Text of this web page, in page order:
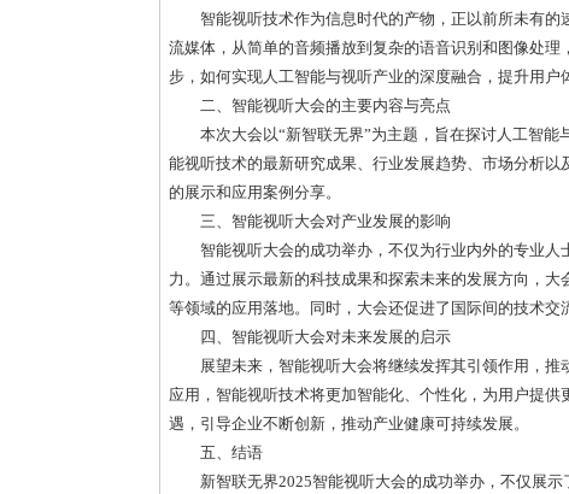
智能视听技术作为信息时代的产物，正以前所未有
流媒体，从简单的音频播放到复杂的语音识别和图像处
步，如何实现人工智能与视听产业的深度融合，提升用户
二、智能视听大会的主要内容与亮点
本次大会以“新智联无界”为主题，旨在探讨人工智
能视听技术的最新研究成果、行业发展趋势、市场分析
的展示和应用案例分享。
三、智能视听大会对产业发展的影响
智能视听大会的成功举办，不仅为行业内外的专业
力。通过展示最新的科技成果和探索未来的发展方向，
等领域的应用落地。同时，大会还促进了国际间的技术交
四、智能视听大会对未来发展的启示
展望未来，智能视听大会将继续发挥其引领作用，
应用，智能视听技术将更加智能化、个性化，为用户提
遇，引导企业不断创新，推动产业健康可持续发展。
五、结语
新智联无界2025智能视听大会的成功举办，不仅展